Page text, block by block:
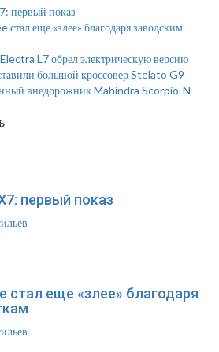
первый показ
еще «злее» благодаря заводским
L7 обрел электрическую версию
большой кроссовер Stelato G9
внедорожник Mahindra Scorpio-N
первый показ
стал еще «злее» благодаря